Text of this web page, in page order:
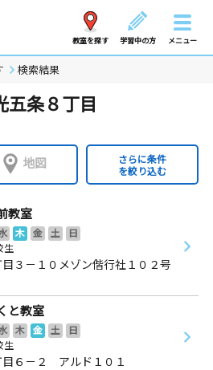
教室を探す 学習中の方 メニュー
検索結果
五条８丁目
地図
さらに条件
を絞り込む
教室
木 金 土
日
生
３－１０メゾン偕行社１０２号
と教室
木 金 土
日
生
６－２ アルド１０１